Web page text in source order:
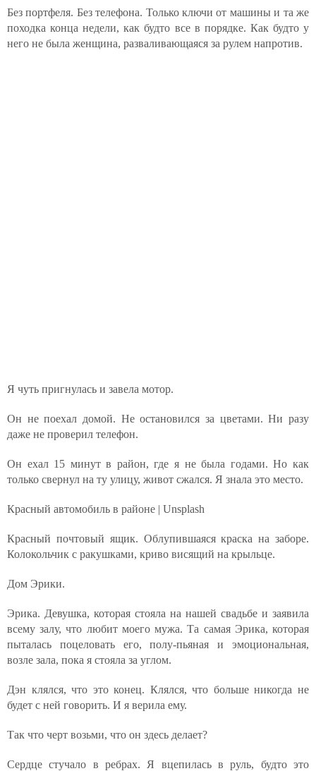
Без портфеля. Без телефона. Только ключи от машины и та же
походка конца недели, как будто все в порядке. Как будто у
него не была женщина, разваливающаяся за рулем напротив.
Я чуть пригнулась и завела мотор.
Он не поехал домой. Не остановился за цветами. Ни разу
даже не проверил телефон.
Он ехал 15 минут в район, где я не была годами. Но как
только свернул на ту улицу, живот сжался. Я знала это место.
Красный автомобиль в районе | Unsplash
Красный почтовый ящик. Облупившаяся краска на заборе.
Колокольчик с ракушками, криво висящий на крыльце.
Дом Эрики.
Эрика. Девушка, которая стояла на нашей свадьбе и заявила
всему залу, что любит моего мужа. Та самая Эрика, которая
пыталась поцеловать его, полу-пьяная и эмоциональная,
возле зала, пока я стояла за углом.
Дэн клялся, что это конец. Клялся, что больше никогда не
будет с ней говорить. И я верила ему.
Так что черт возьми, что он здесь делает?
Сердце стучало в ребрах. Я вцепилась в руль, будто это